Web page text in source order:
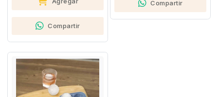
Compartir
Compartir